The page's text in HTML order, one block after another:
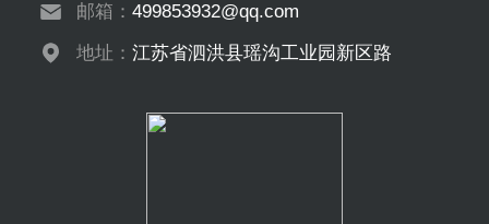
邮箱：499853932@qq.com
地址：江苏省泗洪县瑶沟工业园新区路